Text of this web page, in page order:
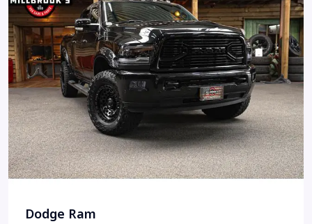
Dodge Ram